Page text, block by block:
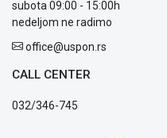
Kontakt
WEB
KREDIT
subota 09:00 - 15:00h
nedeljom ne radimo
office@uspon.rs
CALL CENTER
032/346-745